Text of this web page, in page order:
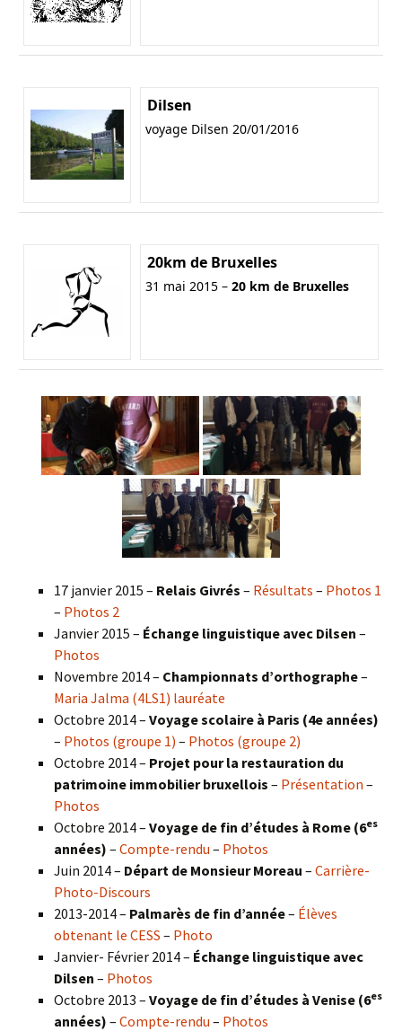
Dilsen
voyage Dilsen 20/01/2016
20km de Bruxelles
31 mai 2015 – 20 km de Bruxelles
17 janvier 2015 – Relais Givrés – Résultats – Photos 1
– Photos 2
Janvier 2015 – Échange linguistique avec Dilsen –
Photos
Novembre 2014 – Championnats d’orthographe–
Maria Jalma (4LS1) lauréate
Octobre 2014 – Voyage scolaire à Paris (4e années)
– Photos (groupe 1) – Photos (groupe 2)
Octobre 2014 – Projet pour la restauration du
patrimoine immobilier bruxellois – Présentation –
Photos
Octobre 2014 – Voyage de fin d’études à Rome (6es
années) – Compte-rendu – Photos
Juin 2014 – Départ de Monsieur Moreau – Carrière-
Photo-Discours
2013-2014 – Palmarès de fin d’année– Élèves
obtenant le CESS – Photo
Janvier- Février 2014 – Échange linguistique avec
Dilsen – Photos
Octobre 2013 – Voyage de fin d’études à Venise (6es
années) – Compte-rendu – Photos